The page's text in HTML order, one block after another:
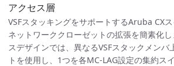
アクセス層
VSFスタッキングをサポートするAruba CXス
ネットワーククローゼットの拡張を簡素化
スデザインでは、異なるVSFスタックメンバ
トを使用し、1つを各MC-LAG設定の集約ス